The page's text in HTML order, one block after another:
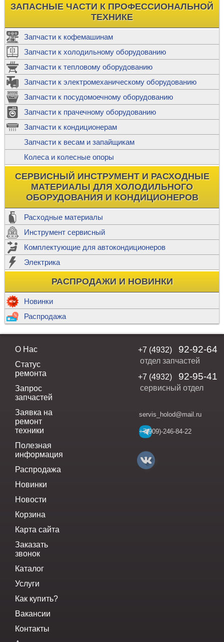
ЗАПАСНЫЕ ЧАСТИ К ПРОФЕССИОНАЛЬНОЙ
ТЕХНИКЕ
Запчасти к кофемашинам
Запчасти к холодильному оборудованию
Запчасти к тепловому оборудованию
Запчасти к электромеханическому оборудованию
Запчасти к посудомоечному оборудованию
Запчасти к прачечному оборудованию
Запчасти к кондиционерам
Запчасти к весам и запайщикам
Колеса и колесные опоры
СЕРВИСНЫЙ ИНСТРУМЕНТ И РАСХОДНЫЕ
МАТЕРИАЛЫ ДЛЯ ХОЛОДИЛЬНОГО
ОБОРУДОВАНИЯ И КОНДИЦИОНЕРОВ
Расходные материалы
Инструмент сервисный
Комплектующие для автокондиционеров
Электрика
РАСПРОДАЖИ И НОВИНКИ
Новинки
Распродажа
О Нас
Статус
ремонта
Запрос
запчастей
Заявка на
ремонт
техники
Полезная
информация
Распродажа
Новинки
Новости
Корзина
Карта сайта
Заказать
звонок
Каталог
Услуги
Как купить?
Вакансии
Контакты
+7 (4932) 92-92-64
отдел запчастей
+7 (4932)
92-95-41
сервисный отдел
servis_holod@mail.ru
+7(909)-246-84-22